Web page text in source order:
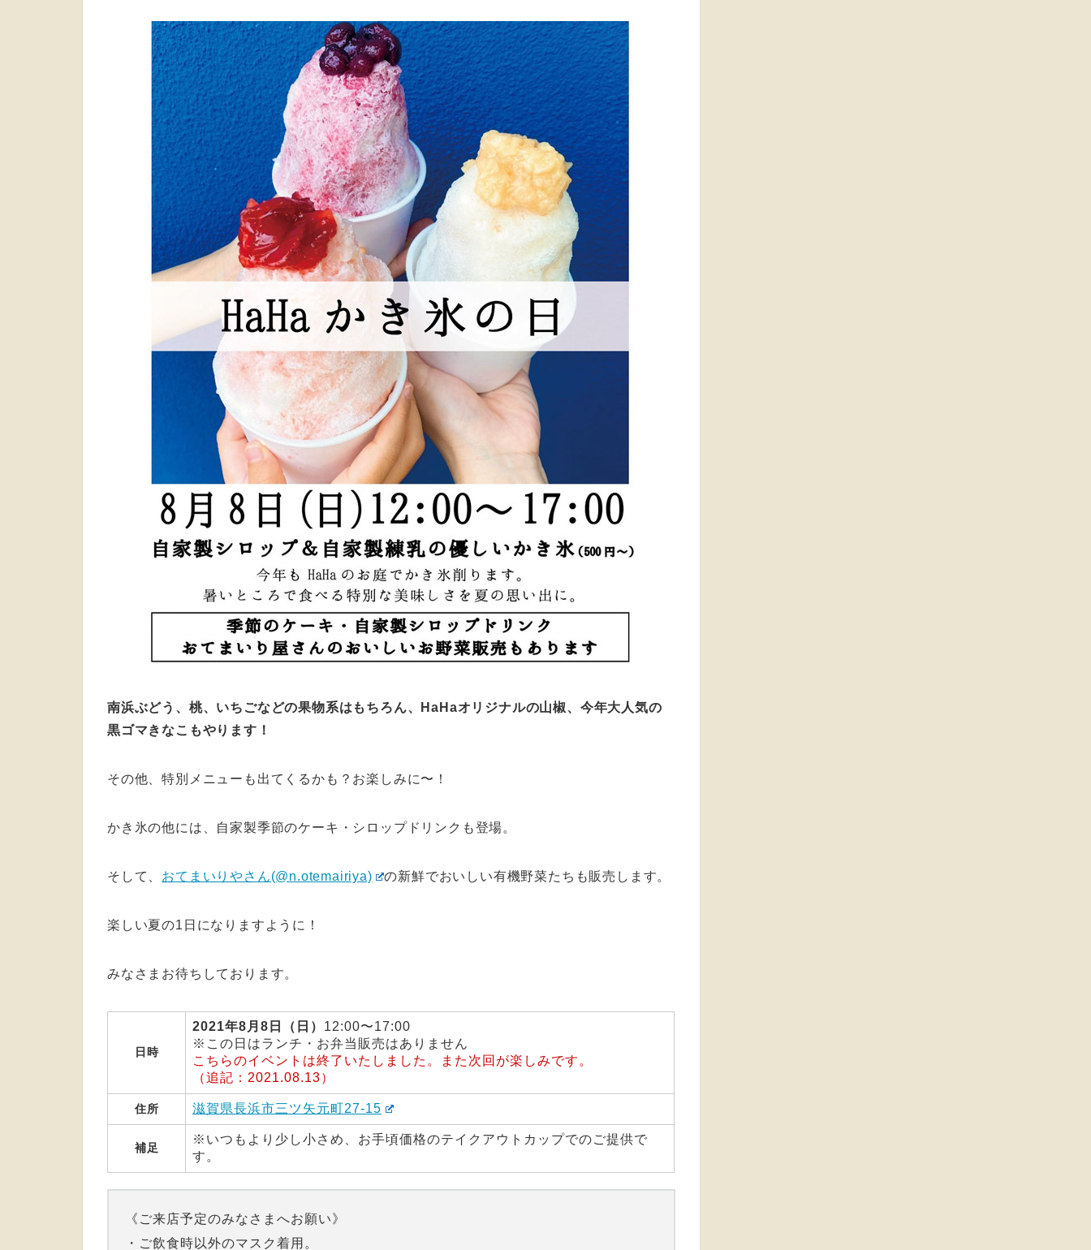
南浜ぶどう、桃、いちごなどの果物系はもちろん、HaHaオリジナルの山椒、今年大人気の
黒ゴマきなこもやります！
その他、特別メニューも出てくるかも？お楽しみに〜！
かき氷の他には、自家製季節のケーキ・シロップドリンクも登場。
そして、 おてまいりやさん(@n.otemairiya) の新鮮でおいしい有機野菜たちも販売します。
楽しい夏の1日になりますように！
みなさまお待ちしております。
日時
2021年8月8日（日） 12:00〜17:00
※この日はランチ・お弁当販売はありません
こちらのイベントは終了いたしました。また次回が楽しみです。
（追記：2021.08.13）
住所 滋賀県長浜市三ツ矢元町27-15
補足
※いつもより少し小さめ、お手頃価格のテイクアウトカップでのご提供で
す。
《ご来店予定のみなさまへお願い》
・ご飲食時以外のマスク着用。